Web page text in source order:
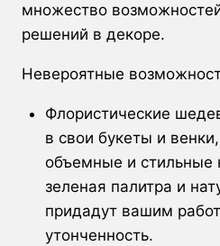
множество
решений в декоре.
Невероятные
Флористические
в свои букеты и
объемные и стильные
зеленая палитра и
придадут вашим
утонченность.